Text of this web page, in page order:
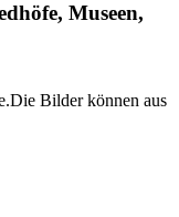
Museen,
Bilder können aus